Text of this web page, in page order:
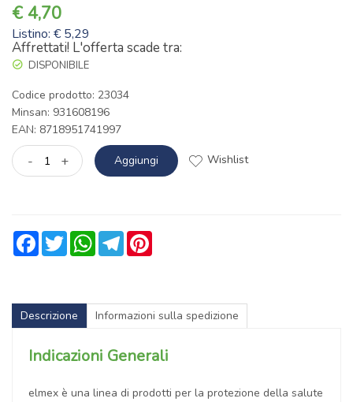
4,70
Listino: € 5,29
Affrettati! L'offerta scade tra:
DISPONIBILE
Codice prodotto: 23034
Minsan: 931608196
EAN: 8718951741997
- + Aggiungi Wishlist
FacebookTwitter WhatsApp
Telegram
Descrizione Informazioni sulla spedizione
Indicazioni Generali
elmex è una linea di prodotti per la protezione della salute